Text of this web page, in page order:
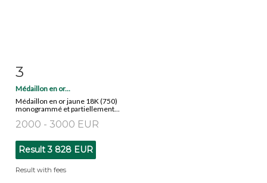
3
Médaillon en or...
Médaillon en or jaune 18K (750)
monogrammé et partiellement...
2000 - 3000 EUR
Result3 828 EUR
Result with fees